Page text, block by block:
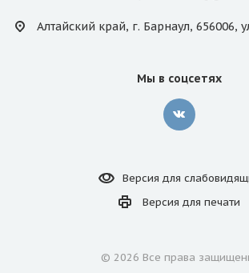
Алтайский край, г. Барнаул, 656006,
Мы в соцсетях
Версия для
Версия для печати
© 2026 Все права